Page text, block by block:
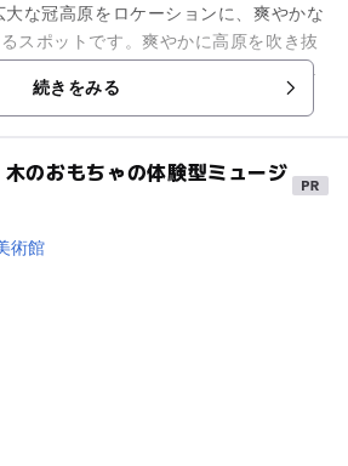
な冠高原をロケーションに、爽やかな
スポットです。爽やかに高原を吹き抜
心者から子ども、上級者まで、各々の
むこ...続きをみる
のおもちゃの体験型ミュージ